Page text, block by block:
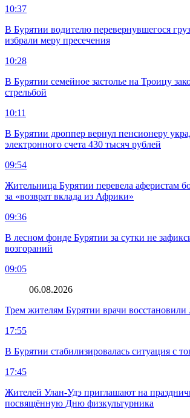
10:37
В Бурятии водителю перевернувшегося
избрали меру пресечения
10:28
В Бурятии семейное застолье на Троицу
стрельбой
10:11
В Бурятии дроппер вернул пенсионеру
электронного счета 430 тысяч рублей
09:54
Жительница Бурятии перевела аферистам
за «возврат вклада из Африки»
09:36
В лесном фонде Бурятии за сутки не
возгораний
09:05
06.08.2026
Трем жителям Бурятии врачи
17:55
В Бурятии стабилизировалась ситуация с
17:45
Жителей Улан-Удэ приглашают на
посвящённую Дню физкультурника